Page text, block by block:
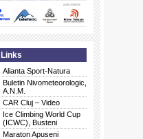
Links
Alianta Sport-Natura
Buletin Nivometeorologic,
A.N.M.
CAR Cluj – Video
Ice Climbing World Cup
(ICWC), Busteni
Maraton Apuseni